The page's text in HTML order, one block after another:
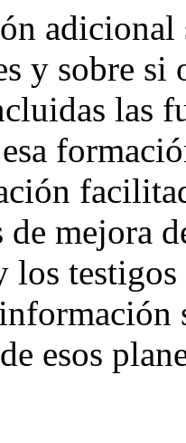
adicional
y sobre
las
esa
de mejora
los
esos